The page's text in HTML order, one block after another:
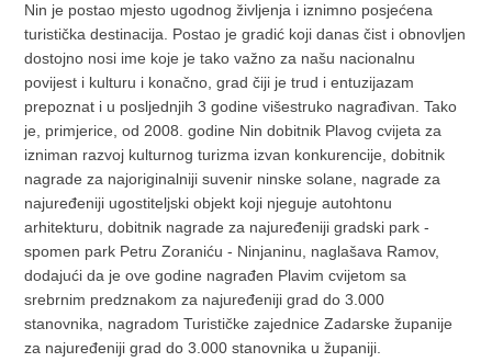
Nin je postao mjesto ugodnog življenja i iznimno posjećena
turistička destinacija. Postao je gradić koji danas čist i obnovljen
dostojno nosi ime koje je tako važno za našu nacionalnu
povijest i kulturu i konačno, grad čiji je trud i entuzijazam
prepoznat i u posljednjih 3 godine višestruko nagrađivan. Tako
je, primjerice, od 2008. godine Nin dobitnik Plavog cvijeta za
izniman razvoj kulturnog turizma izvan konkurencije, dobitnik
nagrade za najoriginalniji suvenir ninske solane, nagrade za
najuređeniji ugostiteljski objekt koji njeguje autohtonu
arhitekturu, dobitnik nagrade za najuređeniji gradski park -
spomen park Petru Zoraniću - Ninjaninu, naglašava Ramov,
dodajući da je ove godine nagrađen Plavim cvijetom sa
srebrnim predznakom za najuređeniji grad do 3.000
stanovnika, nagradom Turističke zajednice Zadarske županije
za najuređeniji grad do 3.000 stanovnika u županiji.